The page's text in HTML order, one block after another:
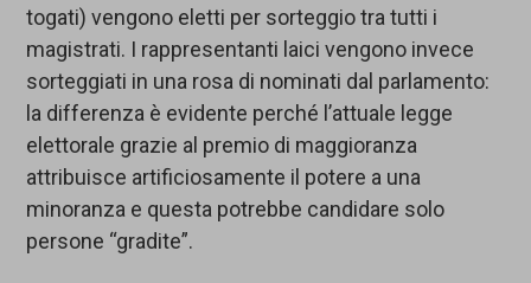
togati) vengono eletti per sorteggio tra tutti i
magistrati. I rappresentanti laici vengono invece
sorteggiati in una rosa di nominati dal parlamento:
la differenza è evidente perché l’attuale legge
elettorale grazie al premio di maggioranza
attribuisce artificiosamente il potere a una
minoranza e questa potrebbe candidare solo
persone “gradite”.